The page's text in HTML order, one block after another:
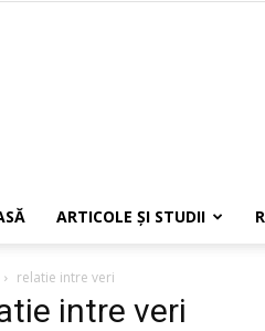
ARTICOLE ŞI STUDII
relatie intre veri
intre veri